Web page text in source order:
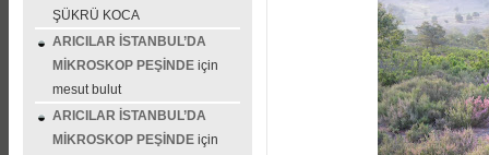
ŞÜKRÜ KOCA
ARICILAR İSTANBUL’DA
MİKROSKOP PEŞİNDE için
mesut bulut
ARICILAR İSTANBUL’DA
MİKROSKOP PEŞİNDE için